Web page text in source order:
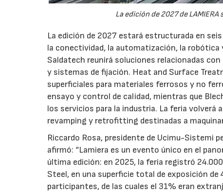
La edición de 2027 de
La edición de 2027 estará estructurada en
la conectividad, la automatización, la robótica
Saldatech reunirá soluciones relacionadas
y sistemas de fijación. Heat and Surface
superficiales para materiales ferrosos y no
ensayo y control de calidad, mientras que
los servicios para la industria. La feria volverá
revamping y retrofitting destinadas a
Riccardo Rosa, presidente de Ucimu-Sistemi
afirmó: “Lamiera es un evento único en el
última edición: en 2025, la feria registró
Steel, en una superficie total de exposición
participantes, de las cuales el 31% eran